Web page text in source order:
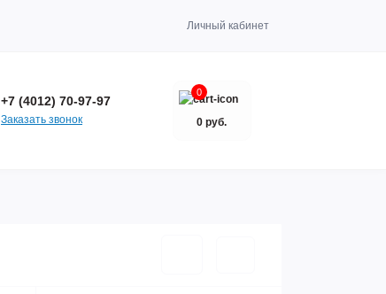
Личный кабинет
+7 (4012) 70-97-97
Заказать звонок
0
0 руб.